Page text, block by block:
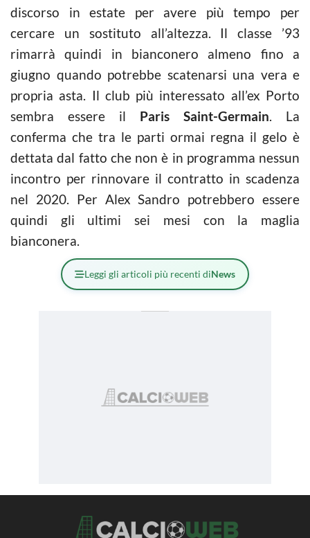
discorso in estate per avere più tempo per
cercare un sostituto all’altezza. Il classe ’93
rimarrà quindi in bianconero almeno fino a
giugno quando potrebbe scatenarsi una vera e
propria asta. Il club più interessato all’ex Porto
sembra essere il Paris Saint-Germain. La
conferma che tra le parti ormai regna il gelo è
dettata dal fatto che non è in programma nessun
incontro per rinnovare il contratto in scadenza
nel 2020. Per Alex Sandro potrebbero essere
quindi gli ultimi sei mesi con la maglia
bianconera.
Leggi gli articoli più recenti diNews